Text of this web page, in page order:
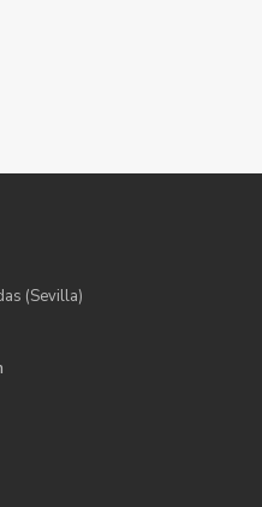
(Sevilla)